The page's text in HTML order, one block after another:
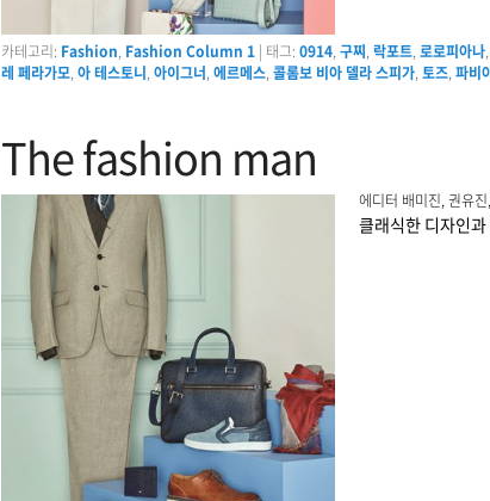
카테고리: Fashion, Fashion Column 1 | 태그: 0914,구찌,락포트,로로피아나,
레 페라가모,아 테스토니,아이그너,에르메스,콜롬보 비아 델라 스피가,토즈,파비
The fashion man
에디터 배미진, 권유
클래식한 디자인